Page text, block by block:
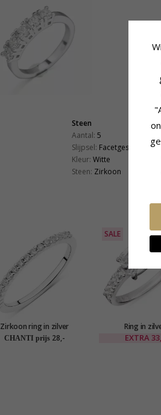
Steen
Aantal: 5
Slijpsel: Facetgeslepen
Kleur: Witte
Steen: Zirkoon
Zirkoon ring in zilver
CHANTI prijs 28,-
SALE
Ring in
EXTRA